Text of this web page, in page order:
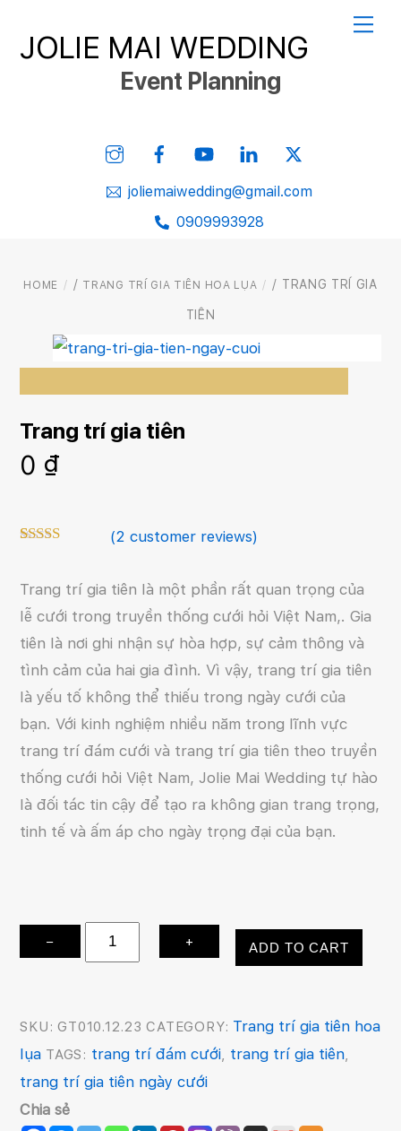
JOLIE MAI WEDDING
Event Planning
Instagram YouTube
joliemaiwedding@gmail.com
0909993928
HOME / TRANG TRÍ GIA TIÊN HOA LỤA / TRANG TRÍ GIA
TIÊN
Trang trí gia tiên
0 ₫
based on
customer
ratings
(2 customer reviews)
Trang trí gia tiên là một phần rất quan trọng của
lễ cưới trong truyền thống cưới hỏi Việt Nam,. Gia
tiên là nơi ghi nhận sự hòa hợp, sự cảm thông và
tình cảm của hai gia đình. Vì vậy, trang trí gia tiên
là yếu tố không thể thiếu trong ngày cưới của
bạn. Với kinh nghiệm nhiều năm trong lĩnh vực
trang trí đám cưới và trang trí gia tiên theo truyền
thống cưới hỏi Việt Nam, Jolie Mai Wedding tự hào
là đối tác tin cậy để tạo ra không gian trang trọng,
tinh tế và ấm áp cho ngày trọng đại của bạn.
−
Trang
trí
+ ADD TO CART
SKU:GT010.12.23 CATEGORY: Trang trí gia tiên hoa
lụa TAGS: trang trí đám cưới, trang trí gia tiên,
trang trí gia tiên ngày cưới
Chia sẻ